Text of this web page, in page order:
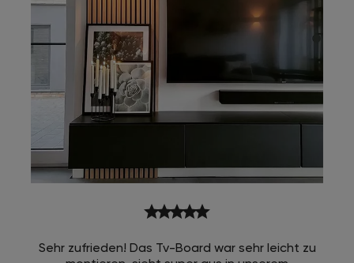
starstarstarstarstar
Sehr zufrieden! Das Tv-Board war sehr leicht zu